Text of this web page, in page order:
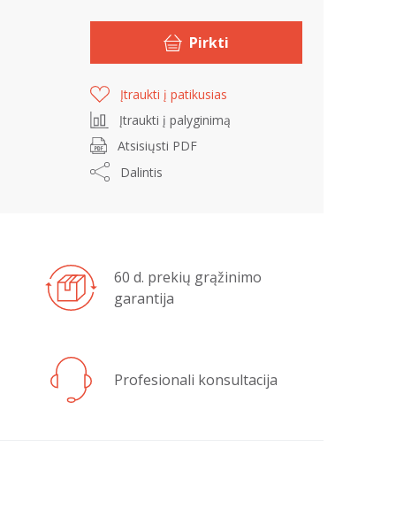
Pirkti
Įtraukti į patikusias
Įtraukti į palyginimą
Atsisiųsti PDF
Dalintis
60 d. prekių grąžinimo
garantija
Profesionali konsultacija